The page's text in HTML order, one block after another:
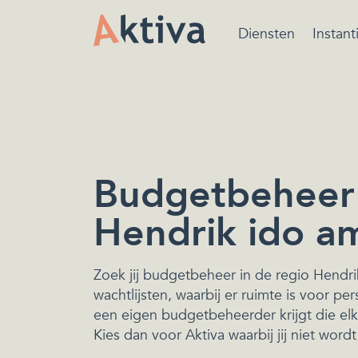
Diensten
Hendrik ido
Zoek jij budgetbeheer in de regio
wachtlijsten, waarbij er ruimte is voor
een eigen budgetbeheerder krijgt die
Kies dan voor Aktiva waarbij jij niet